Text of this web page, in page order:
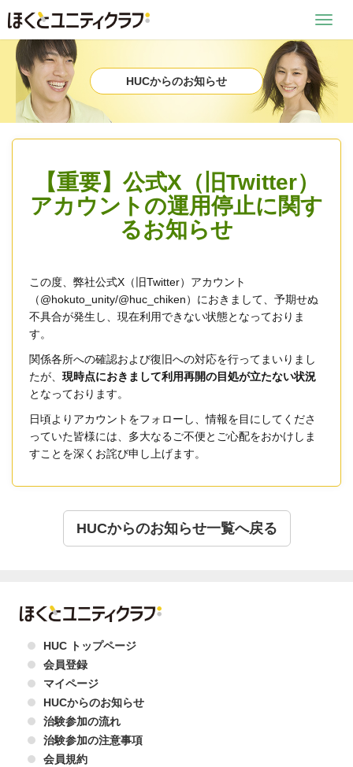
HUCからのお知らせ
【重要】公式X（旧Twitter）
アカウントの運用停止に関す
るお知らせ
この度、弊社公式X（旧Twitter）アカウント
（@hokuto_unity/@huc_chiken）におきまして、予期せぬ
不具合が発生し、現在利用できない状態となっておりま
す。
関係各所への確認および復旧への対応を行ってまいりまし
たが、 現時点におきまして利用再開の目処が立たない状況
となっております。
日頃よりアカウントをフォローし、情報を目にしてくださ
っていた皆様には、多大なるご不便とご心配をおかけしま
すことを深くお詫び申し上げます。
HUCからのお知らせ一覧へ戻る
HUC トップページ
会員登録
マイページ
HUCからのお知らせ
治験参加の流れ
治験参加の注意事項
会員規約